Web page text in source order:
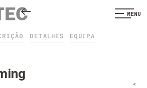
MENU
DETALHES EQUIPA
<